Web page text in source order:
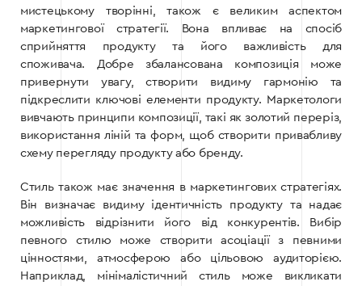
мистецькому творінні, також є великим аспектом
маркетингової стратегії. Вона впливає на спосіб
сприйняття продукту та його важливість для
споживача. Добре збалансована композиція може
привернути увагу, створити видиму гармонію та
підкреслити ключові елементи продукту. Маркетологи
вивчають принципи композиції, такі як золотий переріз,
використання ліній та форм, щоб створити привабливу
схему перегляду продукту або бренду.
Стиль також має значення в маркетингових стратегіях.
Він визначає видиму ідентичність продукту та надає
можливість відрізнити його від конкурентів. Вибір
певного стилю може створити асоціації з певними
цінностями, атмосферою або цільовою аудиторією.
Наприклад, мінімалістичний стиль може викликати